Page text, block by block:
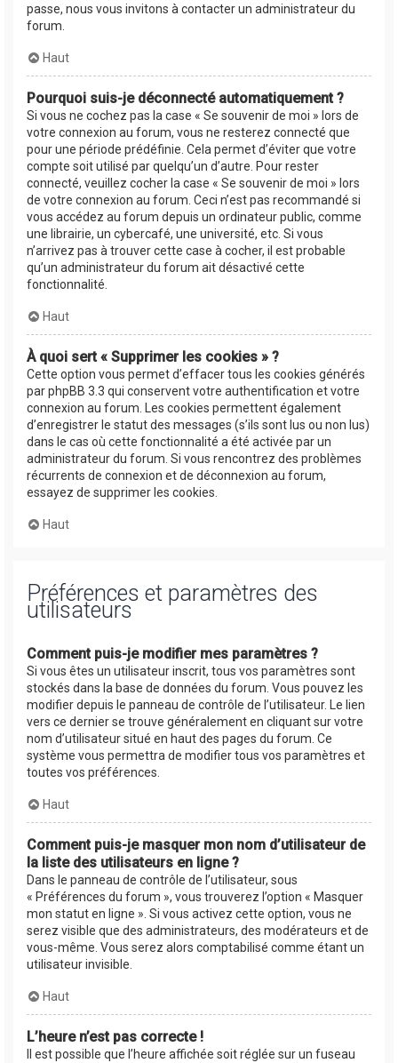
passe, nous vous invitons à contacter un administrateur du
forum.
Haut
Pourquoi suis-je déconnecté automatiquement ?
Si vous ne cochez pas la case « Se souvenir de moi » lors de
votre connexion au forum, vous ne resterez connecté que
pour une période prédéfinie. Cela permet d’éviter que votre
compte soit utilisé par quelqu’un d’autre. Pour rester
connecté, veuillez cocher la case « Se souvenir de moi » lors
de votre connexion au forum. Ceci n’est pas recommandé si
vous accédez au forum depuis un ordinateur public, comme
une librairie, un cybercafé, une université, etc. Si vous
n’arrivez pas à trouver cette case à cocher, il est probable
qu’un administrateur du forum ait désactivé cette
fonctionnalité.
Haut
À quoi sert « Supprimer les cookies » ?
Cette option vous permet d’effacer tous les cookies générés
par phpBB 3.3 qui conservent votre authentification et votre
connexion au forum. Les cookies permettent également
d’enregistrer le statut des messages (s’ils sont lus ou non lus)
dans le cas où cette fonctionnalité a été activée par un
administrateur du forum. Si vous rencontrez des problèmes
récurrents de connexion et de déconnexion au forum,
essayez de supprimer les cookies.
Haut
Préférences et paramètres des
utilisateurs
Comment puis-je modifier mes paramètres ?
Si vous êtes un utilisateur inscrit, tous vos paramètres sont
stockés dans la base de données du forum. Vous pouvez les
modifier depuis le panneau de contrôle de l’utilisateur. Le lien
vers ce dernier se trouve généralement en cliquant sur votre
nom d’utilisateur situé en haut des pages du forum. Ce
système vous permettra de modifier tous vos paramètres et
toutes vos préférences.
Haut
Comment puis-je masquer mon nom d’utilisateur de
la liste des utilisateurs en ligne ?
Dans le panneau de contrôle de l’utilisateur, sous
« Préférences du forum », vous trouverez l’option « Masquer
mon statut en ligne ». Si vous activez cette option, vous ne
serez visible que des administrateurs, des modérateurs et de
vous-même. Vous serez alors comptabilisé comme étant un
utilisateur invisible.
Haut
L’heure n’est pas correcte !
Il est possible que l’heure affichée soit réglée sur un fuseau